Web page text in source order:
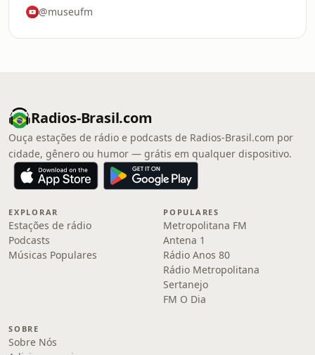
@museufm
Radios-Brasil.com
Ouça estações de rádio e podcasts de Radios-Brasil.com por
cidade, gênero ou humor — grátis em qualquer dispositivo.
EXPLORAR
Estações de rádio
Podcasts
Músicas Populares
POPULARES
Metropolitana FM
Antena 1
Rádio Anos 80
Rádio Metropolitana
Sertanejo
FM O Dia
SOBRE
Sobre Nós